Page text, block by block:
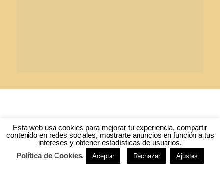
Esta web usa cookies para mejorar tu experiencia, compartir
contenido en redes sociales, mostrarte anuncios en función a tus
intereses y obtener estadísticas de usuarios.
Política de Cookies. Aceptar Rechazar Ajustes